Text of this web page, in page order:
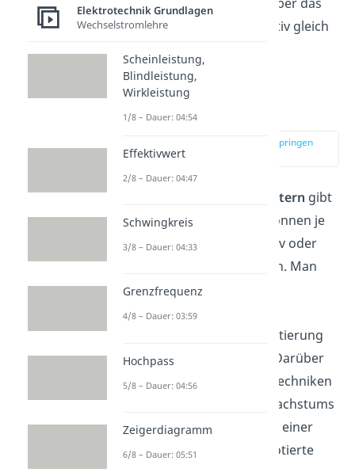
Temperaturspektrum relativ gleich
Dotierverfahren
zur Stelle im Video springen
Halbleitern gibt
es vier Verfahren. Diese können je
nach Anwendung alternativ oder
ergänzend genutzt werden. Man
benutzt die Verfahren der
Legierung, Diffusion,
Ionenimplantation und Dotierung
durch Kernumwandlung. Darüber
hinaus gibt es aber noch Techniken
um während des Kristallwachstums
während der Abscheidung einer
Schicht, unterschiedlich dotierte
Elektrotechnik Grundlagen
Wechselstromlehre
Scheinleistung,
Blindleistung,
Wirkleistung
1/8 – Dauer: 04:54
Effektivwert
2/8 – Dauer: 04:47
Schwingkreis
3/8 – Dauer: 04:33
Grenzfrequenz
4/8 – Dauer: 03:59
Hochpass
5/8 – Dauer: 04:56
Zeigerdiagramm
6/8 – Dauer: 05:51